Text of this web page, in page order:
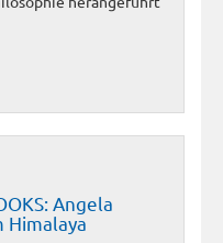
Angela
Himalaya